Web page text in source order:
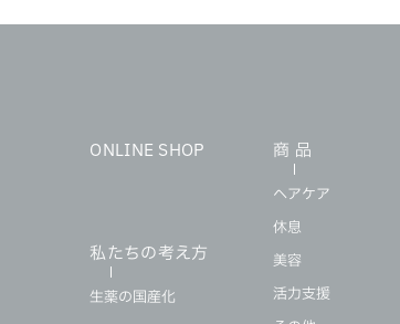
ONLINE SHOP
私たちの考え方
生薬の国産化
商 品
ヘアケア
休息
美容
活力支援